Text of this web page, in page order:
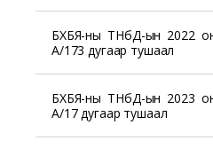
БХБЯ-ны ТНбД-ын 2022
А/173 дугаар тушаал
БХБЯ-ны ТНбД-ын 2023
А/17 дугаар тушаал